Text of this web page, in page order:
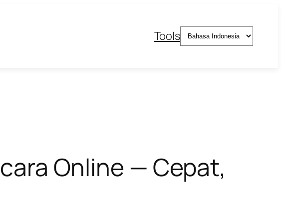
ToolsPilih
sebuah
Online — Cepat,